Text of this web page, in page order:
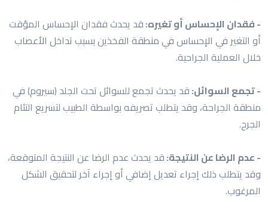
- فقدان الإحساس أو تغيره:قد يحدث فقدان الإحساس المؤقت
أو التغير في الإحساس في منطقة الفخذين بسبب تداخل الأعصاب
خلال العملية الجراحية.
- تجمع السوائل:قد يحدث تجمع للسوائل تحت الجلد (سيروم) في
منطقة الجراحة، وقد يتطلب تصريفه بواسطة الطبيب لتسريع التئام
الجرح.
- عدم الرضا عن النتيجة:قد يحدث عدم الرضا عن النتيجة المتوقعة،
وقد يتطلب ذلك إجراء تعديل إضافي أو إجراء آخر لتحقيق الشكل
المرغوب.